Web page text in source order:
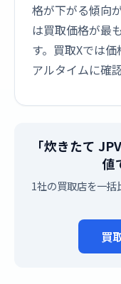
格が下がる傾向
は買取価格が最
す。買取Xでは
アルタイムに確
「炊きたて
値
1社の買取店を一括
買